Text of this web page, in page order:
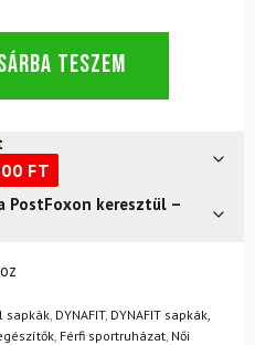
TESZEM
FT
PostFoxon keresztül –
gond – a terméket
belül, indoklás nélkül.
sapkák DYNAFIT, DYNAFIT sapkák,
Férfi sportruházat Női